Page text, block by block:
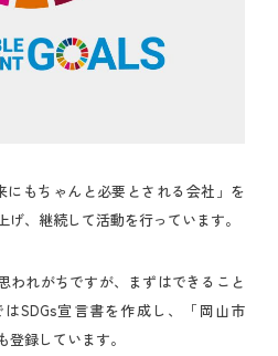
にもちゃんと必要とされる会社」を
げ、継続して活動を行っています。
われがちですが、まずはできること
SDGs宣言書を作成し、「岡山市
録しています。